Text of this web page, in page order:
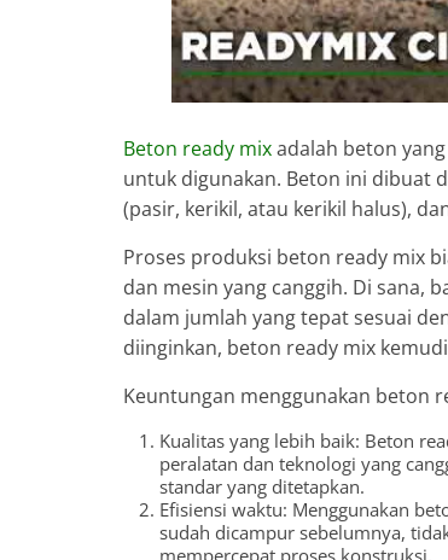
Beton ready mixadalah beton
untuk digunakan. Beton ini dibuat
(pasir, kerikil, atau kerikil halus),
Proses produksi beton ready mix
dan mesin yang canggih. Di sana,
dalam jumlah yang tepat sesuai
diinginkan, beton ready mix
Keuntungan menggunakan beton
Kualitas yang lebih baik: Beton
peralatan dan teknologi yang
standar yang ditetapkan.
Efisiensi waktu: Menggunakan
sudah dicampur sebelumnya,
mempercepat proses konstruksi.